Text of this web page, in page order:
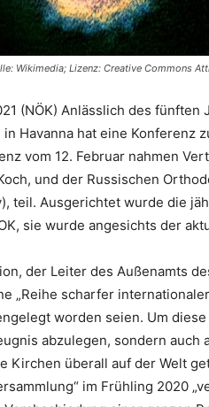
Wikimedia; Lizenz: Creative Commons
(NÖK) Anlässlich des
Havanna hat eine Konferenz
vom 12. Februar nahmen
und der Russischen
teil. Ausgerichtet wurde die
sie wurde angesichts der
der Leiter des Außenamts
„Reihe scharfer
worden seien. Um
abzulegen, sondern
Kirchen überall auf der Welt
im Frühling 2020